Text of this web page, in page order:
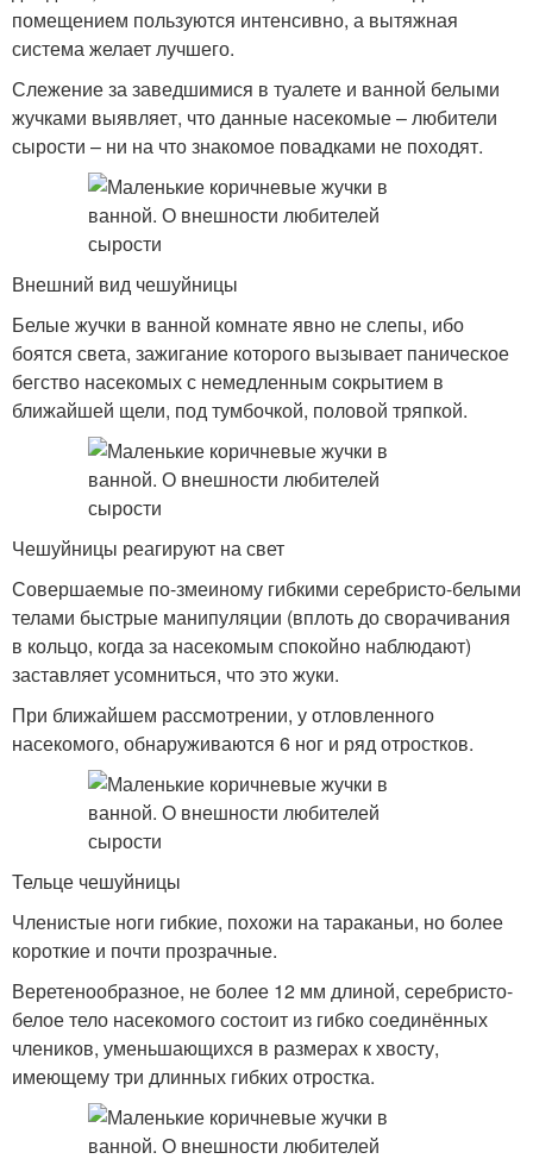
помещением пользуются интенсивно, а вытяжная
система желает лучшего.
Слежение за заведшимися в туалете и ванной белыми
жучками выявляет, что данные насекомые – любители
сырости – ни на что знакомое повадками не походят.
Внешний вид чешуйницы
Белые жучки в ванной комнате явно не слепы, ибо
боятся света, зажигание которого вызывает паническое
бегство насекомых с немедленным сокрытием в
ближайшей щели, под тумбочкой, половой тряпкой.
Чешуйницы реагируют на свет
Совершаемые по-змеиному гибкими серебристо-белыми
телами быстрые манипуляции (вплоть до сворачивания
в кольцо, когда за насекомым спокойно наблюдают)
заставляет усомниться, что это жуки.
При ближайшем рассмотрении, у отловленного
насекомого, обнаруживаются 6 ног и ряд отростков.
Тельце чешуйницы
Членистые ноги гибкие, похожи на тараканьи, но более
короткие и почти прозрачные.
Веретенообразное, не более 12 мм длиной, серебристо-
белое тело насекомого состоит из гибко соединённых
члеников, уменьшающихся в размерах к хвосту,
имеющему три длинных гибких отростка.